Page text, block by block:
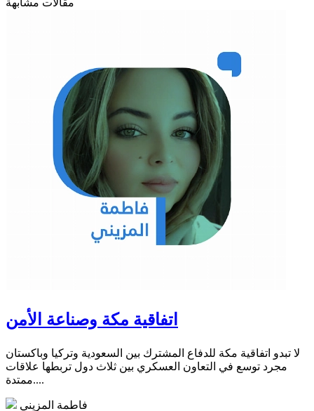
مقالات مشابهة
اتفاقية مكة وصناعة الأمن
لا تبدو اتفاقية مكة للدفاع المشترك بين السعودية وتركيا وباكستان
مجرد توسع في التعاون العسكري بين ثلاث دول تربطها علاقات
ممتدة....
فاطمة المزيني